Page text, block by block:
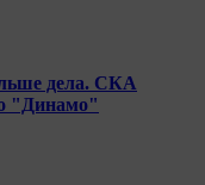
дела. СКА
"Динамо"